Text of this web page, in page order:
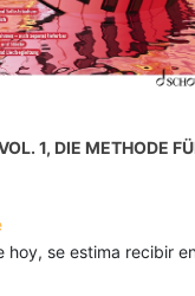
1, DIE METHODE
hoy, se estima recibir